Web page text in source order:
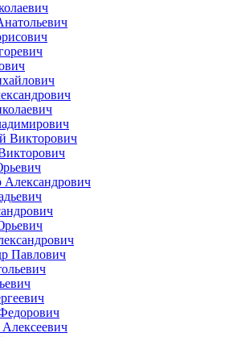
Викторович
Павлович